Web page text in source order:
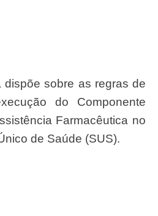
do Componente
Farmacêutica no
de Saúde (SUS).